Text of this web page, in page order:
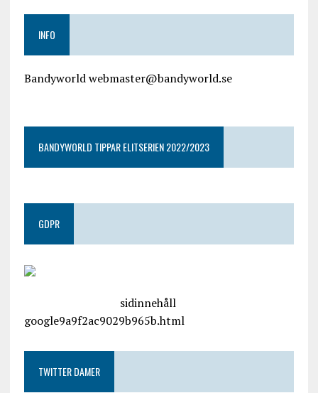
INFO
Bandyworld webmaster@bandyworld.se
BANDYWORLD TIPPAR ELITSERIEN 2022/2023
GDPR
sidinnehåll
google9a9f2ac9029b965b.html
TWITTER DAMER